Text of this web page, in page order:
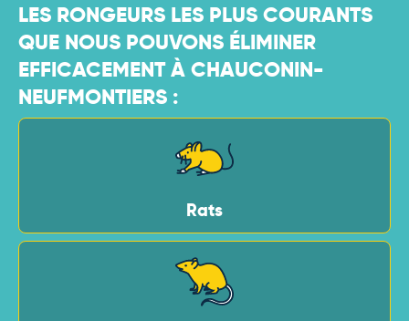
LES RONGEURS LES PLUS COURANTS
QUE NOUS POUVONS ÉLIMINER
EFFICACEMENT À CHAUCONIN-
NEUFMONTIERS :
Rats